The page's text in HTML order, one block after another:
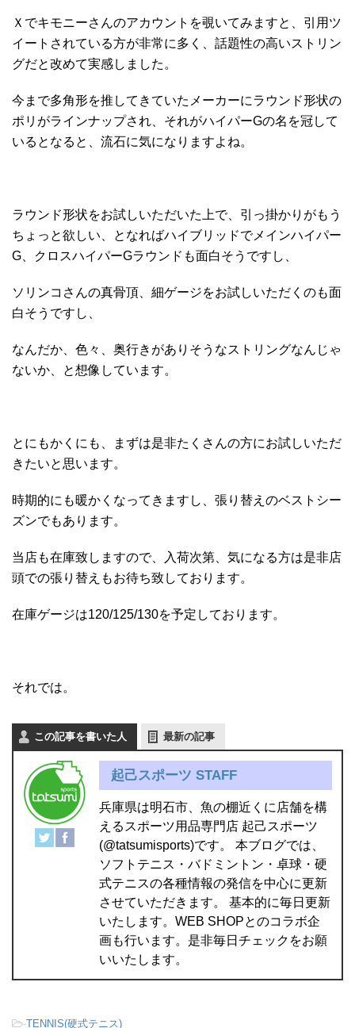
Ｘでキモニーさんのアカウントを覗いてみますと、引用ツ
イートされている方が非常に多く、話題性の高いストリン
グだと改めて実感しました。
今まで多角形を推してきていたメーカーにラウンド形状の
ポリがラインナップされ、それがハイパーGの名を冠して
いるとなると、流石に気になりますよね。
ラウンド形状をお試しいただいた上で、引っ掛かりがもう
ちょっと欲しい、となればハイブリッドでメインハイパー
G、クロスハイパーGラウンドも面白そうですし、
ソリンコさんの真骨頂、細ゲージをお試しいただくのも面
白そうですし、
なんだか、色々、奥行きがありそうなストリングなんじゃ
ないか、と想像しています。
とにもかくにも、まずは是非たくさんの方にお試しいただ
きたいと思います。
時期的にも暖かくなってきますし、張り替えのベストシー
ズンでもあります。
当店も在庫致しますので、入荷次第、気になる方は是非店
頭での張り替えもお待ち致しております。
在庫ゲージは120/125/130を予定しております。
それでは。
この記事を書いた人 最新の記事
起己スポーツ STAFF
兵庫県は明石市、魚の棚近くに店舗を構
えるスポーツ用品専門店 起己スポーツ
(@tatsumisports)です。 本ブログでは、
ソフトテニス・バドミントン・卓球・硬
式テニスの各種情報の発信を中心に更新
させていただきます。 基本的に毎日更新
いたします。WEB SHOPとのコラボ企
画も行います。是非毎日チェックをお願
いいたします。
-TENNIS(硬式テニス)